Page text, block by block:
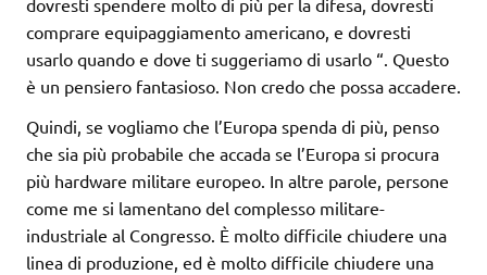
dovresti spendere molto di più per la difesa, dovresti
comprare equipaggiamento americano, e dovresti
usarlo quando e dove ti suggeriamo di usarlo “. Questo
è un pensiero fantasioso. Non credo che possa accadere.
Quindi, se vogliamo che l’Europa spenda di più, penso
che sia più probabile che accada se l’Europa si procura
più hardware militare europeo. In altre parole, persone
come me si lamentano del complesso militare-
industriale al Congresso. È molto difficile chiudere una
linea di produzione, ed è molto difficile chiudere una